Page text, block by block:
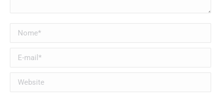
Nome *
E-mail *
Website